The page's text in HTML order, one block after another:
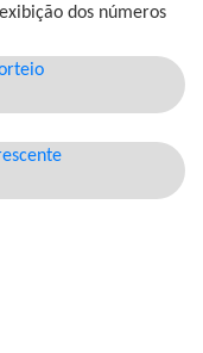
dos números